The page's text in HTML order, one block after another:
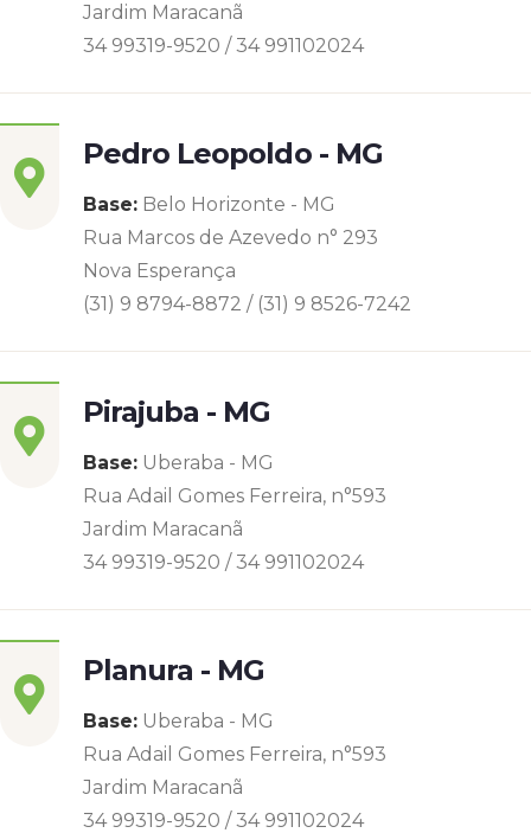
Jardim Maracanã
34 99319-9520 / 34 991102024
Pedro Leopoldo - MG
Base: Belo Horizonte - MG
Rua Marcos de Azevedo n° 293
Nova Esperança
(31) 9 8794-8872 / (31) 9 8526-7242
Pirajuba - MG
Base: Uberaba - MG
Rua Adail Gomes Ferreira, n°593
Jardim Maracanã
34 99319-9520 / 34 991102024
Planura - MG
Base: Uberaba - MG
Rua Adail Gomes Ferreira, n°593
Jardim Maracanã
34 99319-9520 / 34 991102024